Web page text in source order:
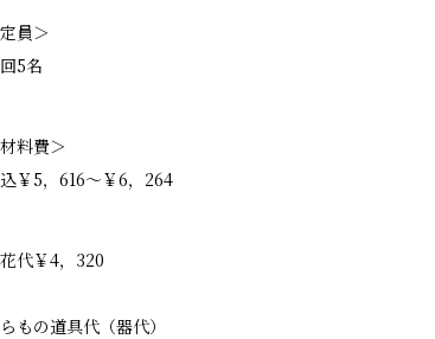
員＞
5名
料費＞
￥5，616～￥6，264
代￥4，320
もの道具代（器代）